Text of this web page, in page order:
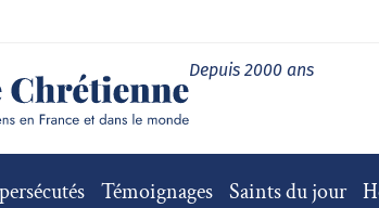
Depuis 2000 ans
Témoignages Saints du jour